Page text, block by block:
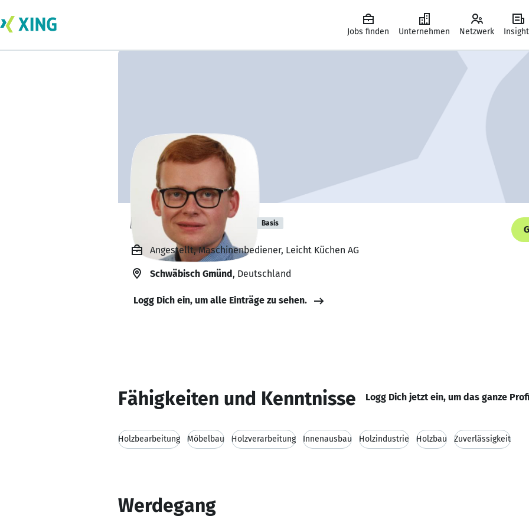
Jobs finden Unternehmen Netzwerk
Markus Lisowski Basis
Angestellt, Maschinenbediener, Leicht Küchen AG
Schwäbisch Gmünd, Deutschland
Logg Dich ein, um alle Einträge zu sehen.
Fähigkeiten und Kenntnisse Logg Dich jetzt ein, um das ganze
Holzbearbeitung Möbelbau Holzverarbeitung Innenausbau Holzindustrie Holzbau Zuverlässigkeit
Werdegang